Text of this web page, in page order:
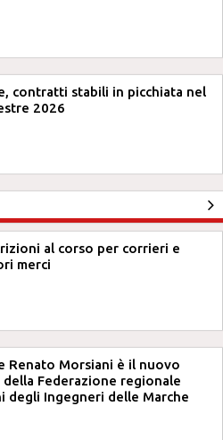
contratti stabili in picchiata nel
2026
al corso per corrieri e
merci
Renato Morsiani è il nuovo
Federazione regionale
degli Ingegneri delle Marche